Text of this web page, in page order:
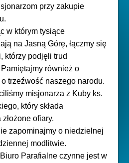
przy zakupie
w którym tysiące
na Jasną Górę, łączmy się
którzy podjęli trud
również o
trzeźwość naszego narodu.
misjonarza z Kuby ks.
który składa
ofiary.
zapominajmy o niedzielnej
modlitwie.
Parafialne czynne jest w